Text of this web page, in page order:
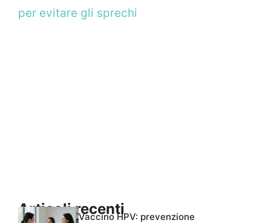
per evitare gli sprechi
Articoli recentiVaccino HPV: prevenzione